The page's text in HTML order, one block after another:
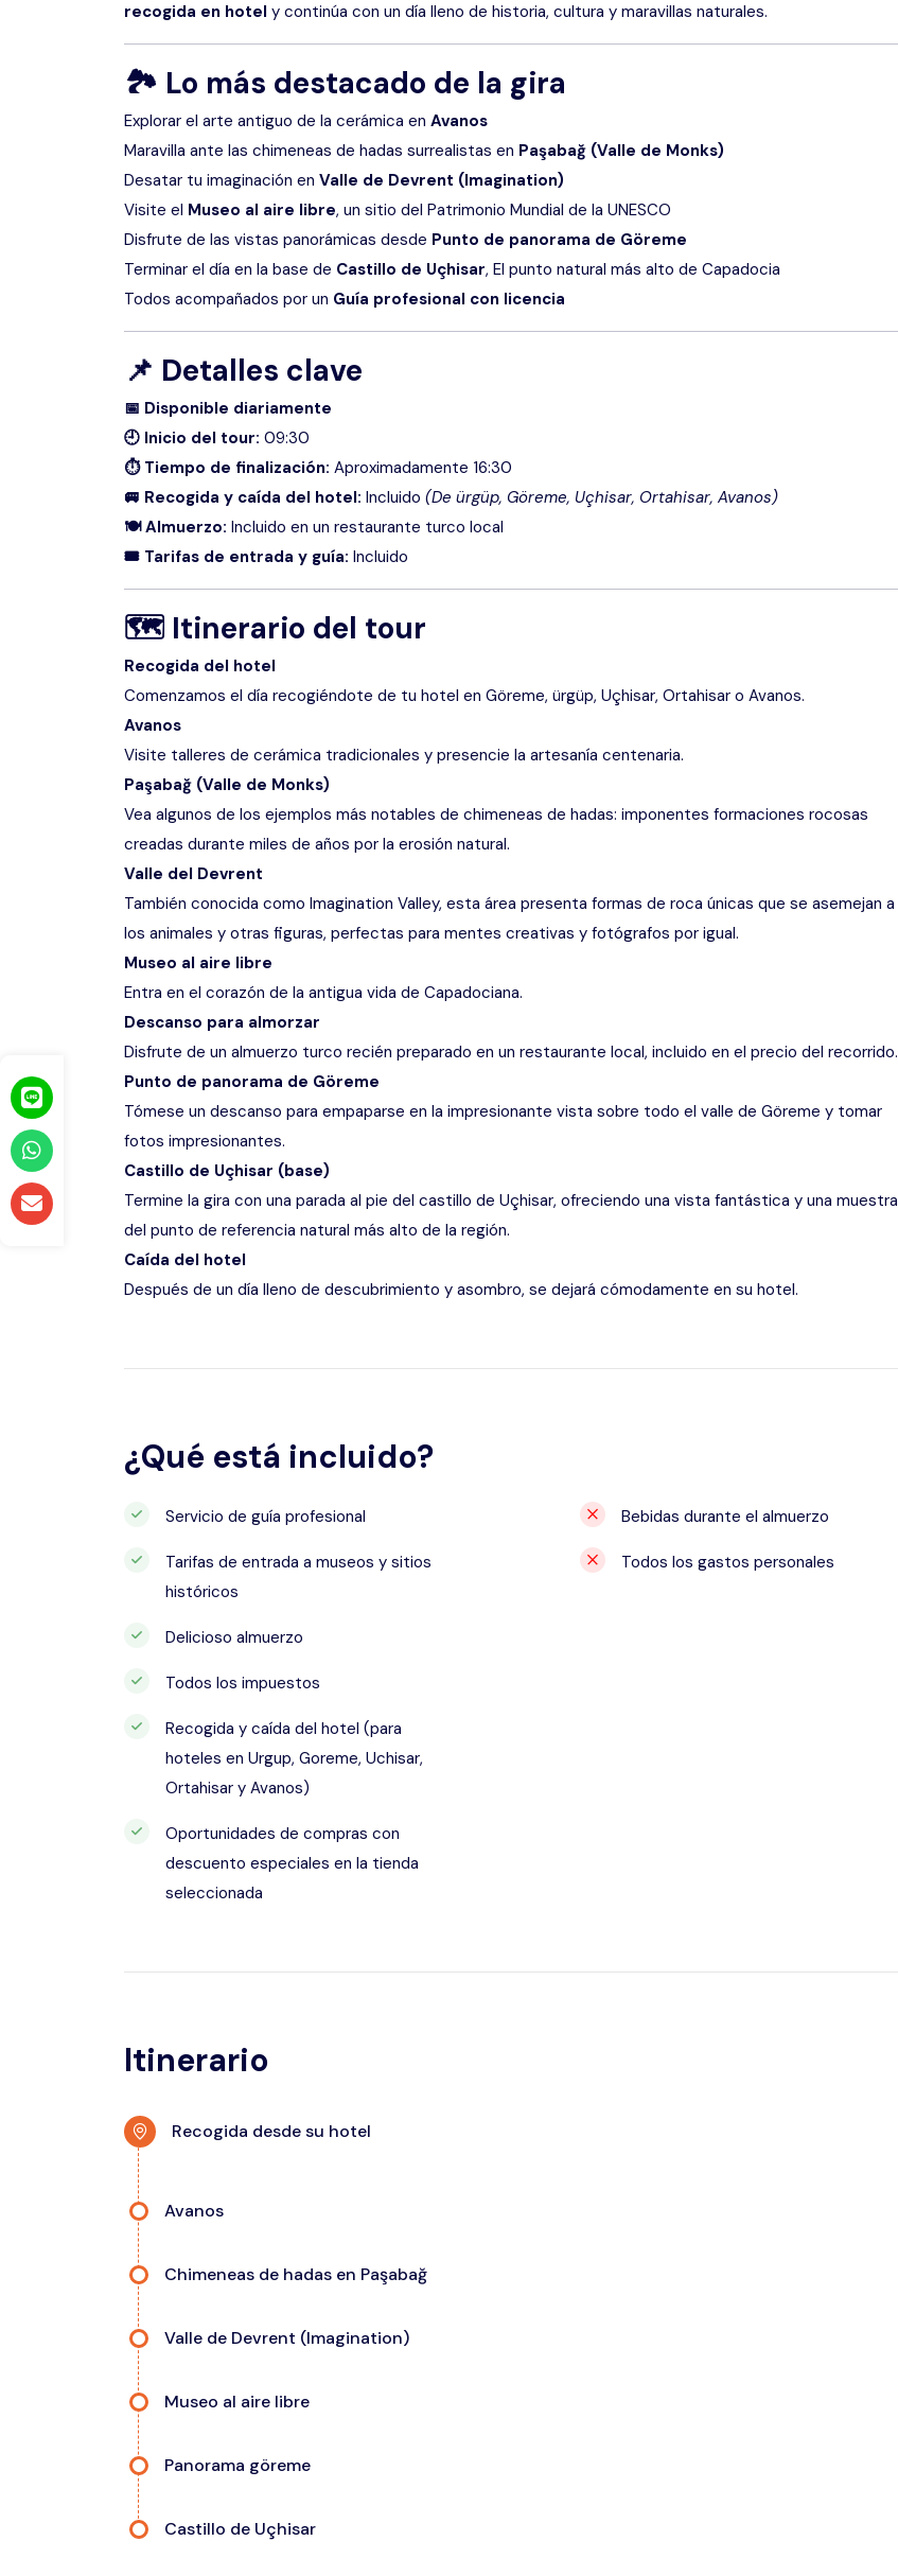
recogida en hotel y continúa con un día lleno de historia, cultura y maravillas naturales.
🏞 Lo más destacado de la gira
Explorar el arte antiguo de la cerámica en Avanos
Maravilla ante las chimeneas de hadas surrealistas en Paşabağ (Valle de Monks)
Desatar tu imaginación en Valle de Devrent (Imagination)
Visite el Museo al aire libre, un sitio del Patrimonio Mundial de la UNESCO
Disfrute de las vistas panorámicas desde Punto de panorama de Göreme
Terminar el día en la base de Castillo de Uçhisar, El punto natural más alto de Capadocia
Todos acompañados por un Guía profesional con licencia
📌 Detalles clave
📅 Disponible diariamente
🕘 Inicio del tour: 09:30
⏱ Tiempo de finalización: Aproximadamente 16:30
🚐 Recogida y caída del hotel: Incluido (De ürgüp, Göreme, Uçhisar, Ortahisar, Avanos)
🍽 Almuerzo: Incluido en un restaurante turco local
🎟 Tarifas de entrada y guía: Incluido
🗺 Itinerario del tour
Recogida del hotel
Comenzamos el día recogiéndote de tu hotel en Göreme, ürgüp, Uçhisar, Ortahisar o Avanos.
Avanos
Visite talleres de cerámica tradicionales y presencie la artesanía centenaria.
Paşabağ (Valle de Monks)
Vea algunos de los ejemplos más notables de chimeneas de hadas: imponentes formaciones rocosas
creadas durante miles de años por la erosión natural.
Valle del Devrent
También conocida como Imagination Valley, esta área presenta formas de roca únicas que se asemejan a
los animales y otras figuras, perfectas para mentes creativas y fotógrafos por igual.
Museo al aire libre
Entra en el corazón de la antigua vida de Capadociana.
Descanso para almorzar
Disfrute de un almuerzo turco recién preparado en un restaurante local, incluido en el precio del recorrido.
Punto de panorama de Göreme
Tómese un descanso para empaparse en la impresionante vista sobre todo el valle de Göreme y tomar
fotos impresionantes.
Castillo de Uçhisar (base)
Termine la gira con una parada al pie del castillo de Uçhisar, ofreciendo una vista fantástica y una muestra
del punto de referencia natural más alto de la región.
Caída del hotel
Después de un día lleno de descubrimiento y asombro, se dejará cómodamente en su hotel.
¿Qué está incluido?
Servicio de guía profesional
Tarifas de entrada a museos y sitios
históricos
Delicioso almuerzo
Todos los impuestos
Recogida y caída del hotel (para
hoteles en Urgup, Goreme, Uchisar,
Ortahisar y Avanos)
Oportunidades de compras con
descuento especiales en la tienda
seleccionada
Bebidas durante el almuerzo
Todos los gastos personales
Itinerario
Recogida desde su hotel
Avanos
Chimeneas de hadas en Paşabağ
Valle de Devrent (Imagination)
Museo al aire libre
Panorama göreme
Castillo de Uçhisar